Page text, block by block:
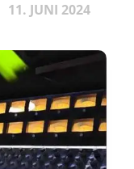
11. JUNI 2024